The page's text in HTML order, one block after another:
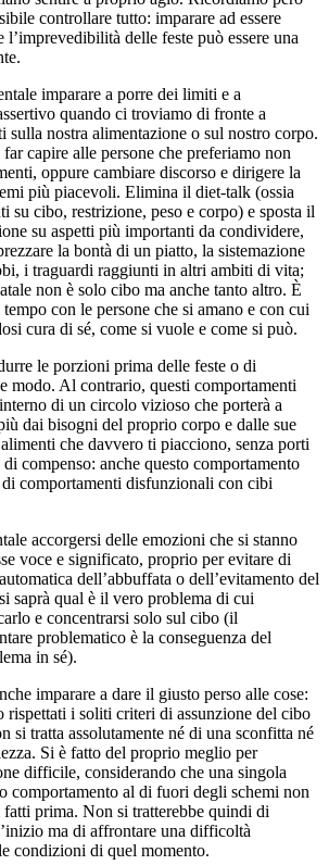
controllare tutto: imparare ad essere
l’imprevedibilità delle feste può essere una
imparare a porre dei limiti e a
quando ci troviamo di fronte a
sulla nostra alimentazione o sul nostro corpo.
capire alle persone che preferiamo non
oppure cambiare discorso e dirigere la
più piacevoli. Elimina il diet-talk (ossia
su cibo, restrizione, peso e corpo) e sposta il
su aspetti più importanti da condividere,
la bontà di un piatto, la sistemazione
i traguardi raggiunti in altri ambiti di vita;
non è solo cibo ma anche tanto altro. È
con le persone che si amano e con cui
cura di sé, come si vuole e come si può.
le porzioni prima delle feste o di
modo. Al contrario, questi comportamenti
di un circolo vizioso che porterà a
dai bisogni del proprio corpo e dalle sue
che davvero ti piacciono, senza porti
compenso: anche questo comportamento
comportamenti disfunzionali con cibi
accorgersi delle emozioni che si stanno
voce e significato, proprio per evitare di
dell’abbuffata o dell’evitamento del
saprà qual è il vero problema di cui
e concentrarsi solo sul cibo (il
problematico è la conseguenza del
in sé).
imparare a dare il giusto perso alle cose:
rispettati i soliti criteri di assunzione del cibo
si tratta assolutamente né di una sconfitta né
Si è fatto del proprio meglio per
difficile, considerando che una singola
comportamento al di fuori degli schemi non
prima. Non si tratterebbe quindi di
ma di affrontare una difficoltà
condizioni di quel momento.